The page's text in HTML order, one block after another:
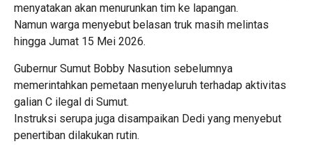
menyatakan akan menurunkan tim ke lapangan.
Namun warga menyebut belasan truk masih melintas
hingga Jumat 15 Mei 2026.
Gubernur Sumut Bobby Nasution sebelumnya
memerintahkan pemetaan menyeluruh terhadap aktivitas
galian C ilegal di Sumut.
Instruksi serupa juga disampaikan Dedi yang menyebut
penertiban dilakukan rutin.